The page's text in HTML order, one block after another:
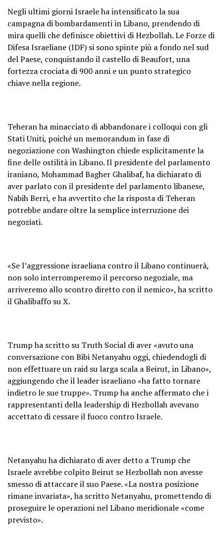
Negli ultimi giorni Israele ha intensificato la sua
campagna di bombardamenti in Libano, prendendo di
mira quelli che definisce obiettivi di Hezbollah. Le Forze di
Difesa Israeliane (IDF) si sono spinte più a fondo nel sud
del Paese, conquistando il castello di Beaufort, una
fortezza crociata di 900 anni e un punto strategico
chiave nella regione.
Teheran ha minacciato di abbandonare i colloqui con gli
Stati Uniti, poiché un memorandum in fase di
negoziazione con Washington chiede esplicitamente la
fine delle ostilità in Libano. Il presidente del parlamento
iraniano, Mohammad Bagher Ghalibaf, ha dichiarato di
aver parlato con il presidente del parlamento libanese,
Nabih Berri, e ha avvertito che la risposta di Teheran
potrebbe andare oltre la semplice interruzione dei
negoziati.
«Se l’aggressione israeliana contro il Libano continuerà,
non solo interromperemo il percorso negoziale, ma
arriveremo allo scontro diretto con il nemico», ha scritto
il Ghalibaffo su X.
Trump ha scritto su Truth Social di aver «avuto una
conversazione con Bibi Netanyahu oggi, chiedendogli di
non effettuare un raid su larga scala a Beirut, in Libano»,
aggiungendo che il leader israeliano «ha fatto tornare
indietro le sue truppe». Trump ha anche affermato che i
rappresentanti della leadership di Hezbollah avevano
accettato di cessare il fuoco contro Israele.
Netanyahu ha dichiarato di aver detto a Trump che
Israele avrebbe colpito Beirut se Hezbollah non avesse
smesso di attaccare il suo Paese. «La nostra posizione
rimane invariata», ha scritto Netanyahu, promettendo di
proseguire le operazioni nel Libano meridionale «come
previsto».